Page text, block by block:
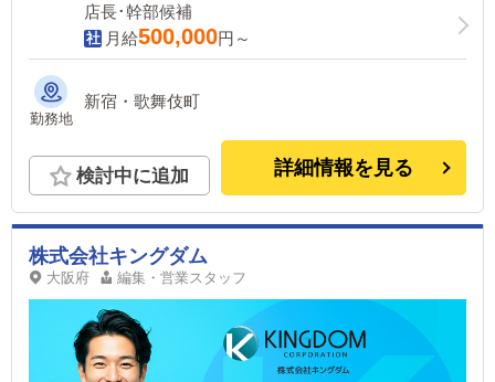
店長･幹部候補
月給500,000円～
勤務地
新宿・歌舞伎町
検討中に追加 詳細情報を見る
株式会社キングダム
大阪府 編集・営業スタッフ